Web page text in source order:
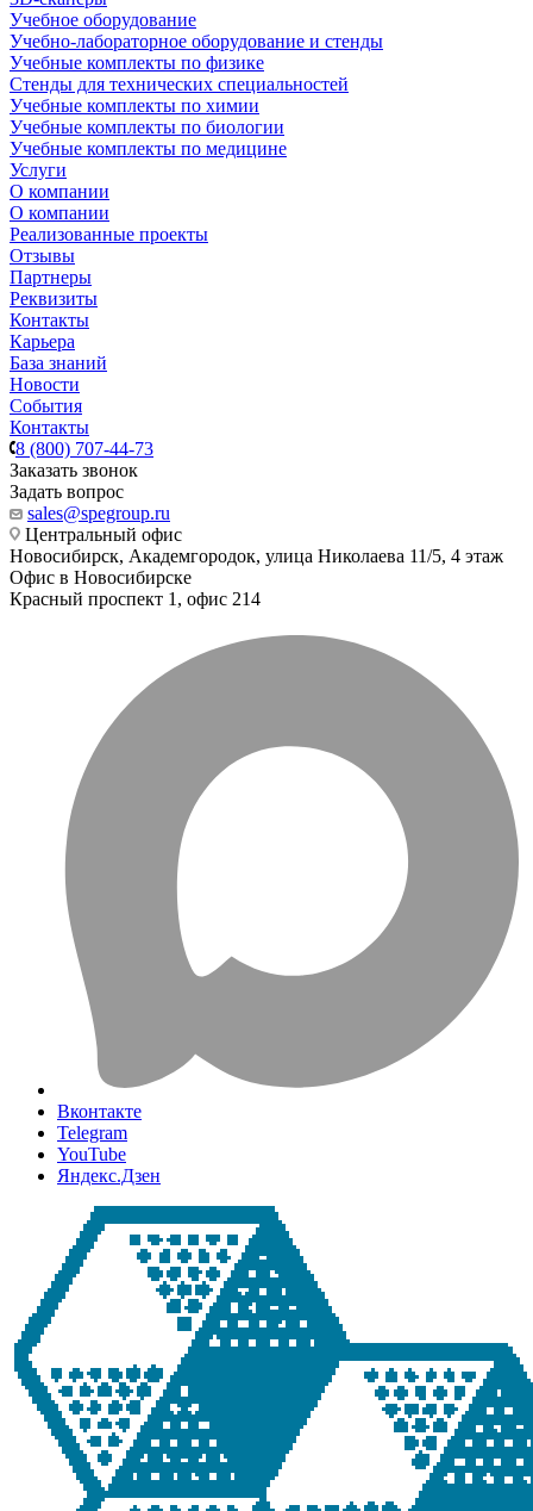
Учебное оборудование
Учебно-лабораторное оборудование и стенды
Учебные комплекты по физике
Стенды для технических специальностей
Учебные комплекты по химии
Учебные комплекты по биологии
Учебные комплекты по медицине
Услуги
О компании
О компании
Реализованные проекты
Отзывы
Партнеры
Реквизиты
Контакты
Карьера
База знаний
Новости
События
Контакты
8 (800) 707-44-73
Заказать звонок
Задать вопрос
sales@spegroup.ru
Центральный офис
Новосибирск, Академгородок, улица Николаева 11/5, 4 этаж
Офис в Новосибирске
Красный проспект 1, офис 214
Вконтакте
Telegram
YouTube
Яндекс.Дзен